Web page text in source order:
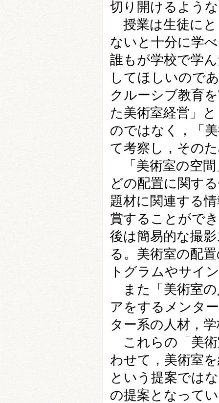
切り開けるよう
授業は生徒にと
ないと十分に学
誰もが学校で学
してほしいので
クルーシブ教育
た美術室経営」
のではなく，「
て考察し，その
「美術室の空間
どの配置に関す
題材に関連する
賞することがで
後は簡易的な撮
る。美術室の配
トグラムやサイ
また「美術室の
アをするメンタ
ター系の人材，
これらの「美術
わせて，美術室
という提案では
の提案となって